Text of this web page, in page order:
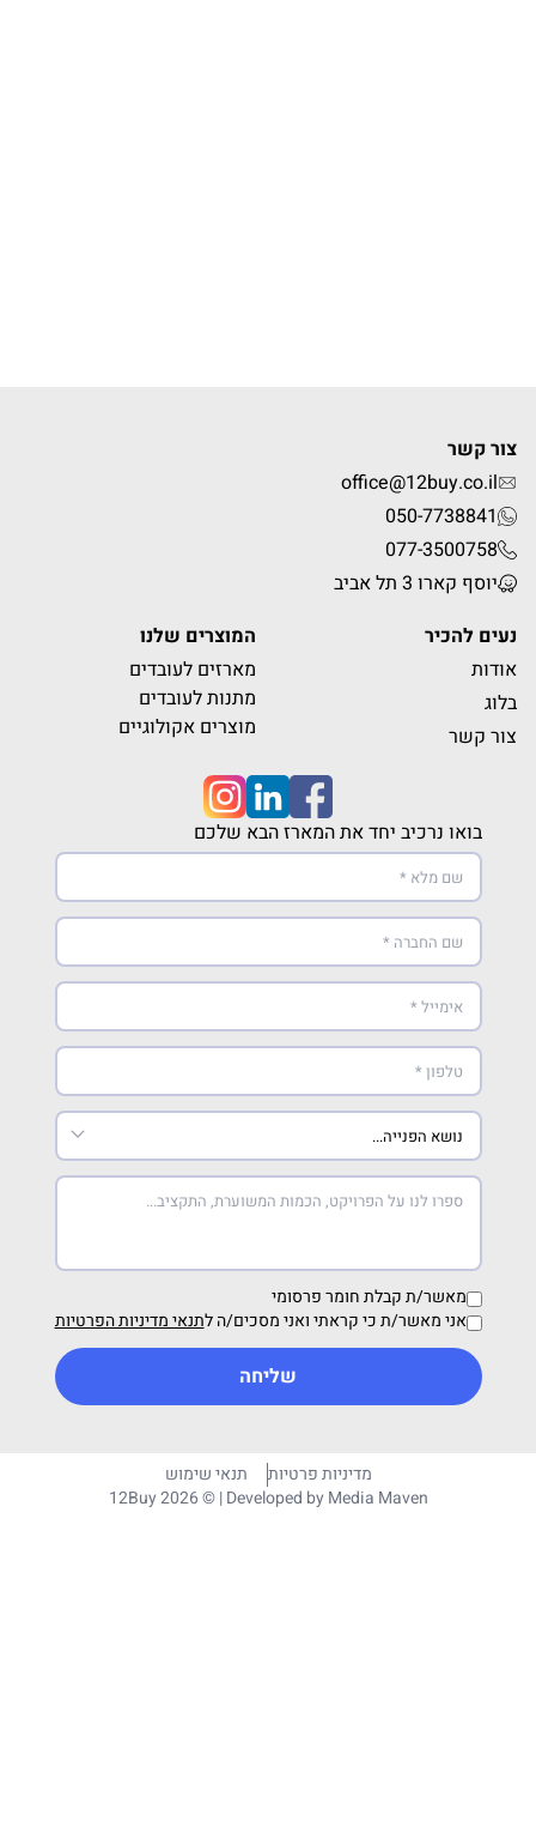
צור קשר
office@12buy.co.il
050-7738841
077-3500758
יוסף קארו 3 תל אביב
נעים להכיר
אודות
בלוג
צור קשר
המוצרים שלנו
מארזים לעובדים
מתנות לעובדים
מוצרים אקולוגיים
בואו נרכיב יחד את המארז הבא שלכם
מאשר/ת קבלת חומר פרסומי
אני מאשר/ת כי קראתי ואני מסכים/ה לתנאי מדיניות הפרטיות
שליחה
מדיניות פרטיות
תנאי שימוש
12Buy 2026 © | Developed byMedia Maven